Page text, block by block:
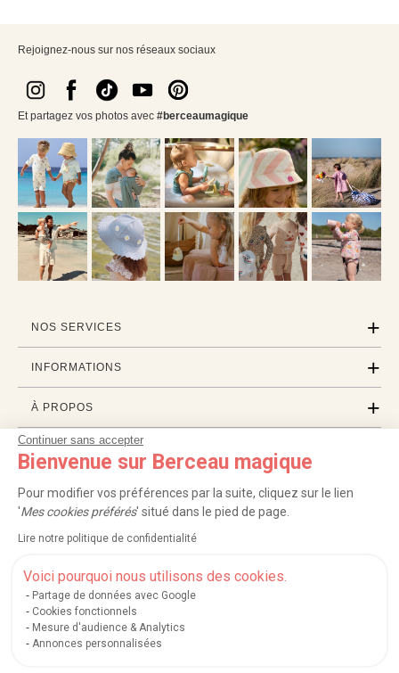
Continuer sans accepter
Bienvenue sur Berceau magique
Pour modifier vos préférences par la suite, cliquez sur le lien
'Mes cookies préférés' situé dans le pied de page.
Lire notre politique de confidentialité
Voici pourquoi nous utilisons des cookies.
Partage de données avec Google
Cookies fonctionnels
Mesure d'audience & Analytics
Annonces personnalisées
Rejoignez-nous sur nos réseaux sociaux
Et partagez vos photos avec #berceaumagique
NOS SERVICES
INFORMATIONS
À PROPOS
PROFESSIONNELS
LISTES CADEAUX
Service après-vente| FAQ |Rappels de produits|Protection des données
Mentions légales et crédits Conditions générales de ventes
Nos moyens de paiement sécurisés